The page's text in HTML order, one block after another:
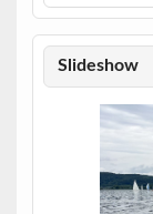
Slideshow